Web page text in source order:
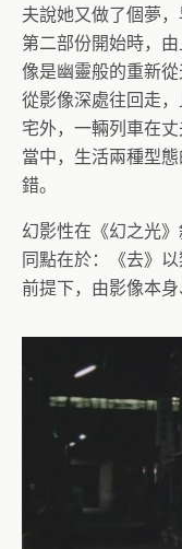
夫說她又做了個夢
第二部份開始時，
像是幽靈般的重新
從影像深處往回走
宅外，一輛列車在
當中，生活兩種型
錯。
幻影性在《幻之光
同點在於：《去》
前提下，由影像本